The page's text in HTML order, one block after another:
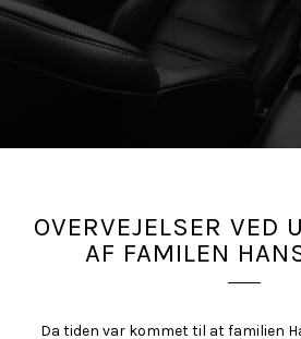
OVERVEJELSER VED
AF FAMILEN
Da tiden var kommet til at familien